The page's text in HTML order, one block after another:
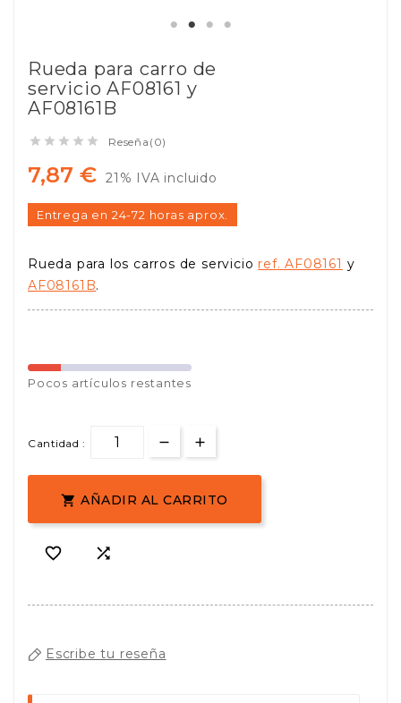
Rueda para carro de
servicio AF08161 y
AF08161B
     Reseña(0)
7,87 € 21% IVA incluido
Entrega en 24-72 horas aprox.
Rueda para los carros de servicio ref. AF08161 y
AF08161B.
Pocos artículos restantes
Cantidad :
 AÑADIR AL CARRITO
 
Escribe tu reseña